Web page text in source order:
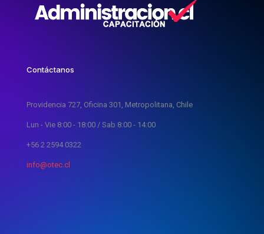
Contáctanos
Providencia 727, Oficina 301, Metropolitana, Chile
Lun - Vie 8:00 - 18:00 / Sab 8:00 - 14:00
+56 2 2594 0322
info@otec.cl